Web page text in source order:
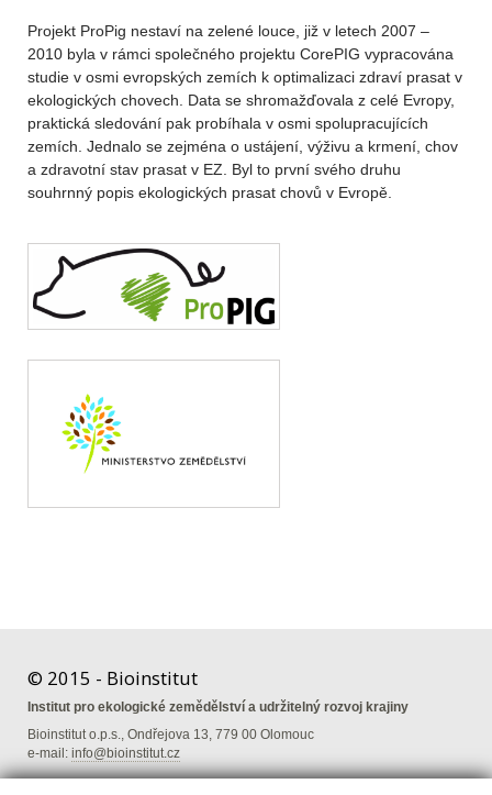
Projekt ProPig nestaví na zelené louce, již v letech 2007 –
2010 byla v rámci společného projektu CorePIG vypracována
studie v osmi evropských zemích k optimalizaci zdraví prasat v
ekologických chovech. Data se shromažďovala z celé Evropy,
praktická sledování pak probíhala v osmi spolupracujících
zemích. Jednalo se zejména o ustájení, výživu a krmení, chov
a zdravotní stav prasat v EZ. Byl to první svého druhu
souhrnný popis ekologických prasat chovů v Evropě.
© 2015 - Bioinstitut
Institut pro ekologické zemědělství a udržitelný rozvoj krajiny
Bioinstitut o.p.s., Ondřejova 13, 779 00 Olomouc
e-mail: info@bioinstitut.cz